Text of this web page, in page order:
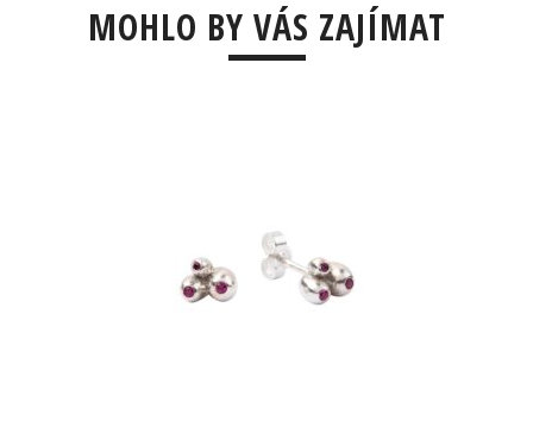
MOHLO BY VÁS ZAJÍMAT